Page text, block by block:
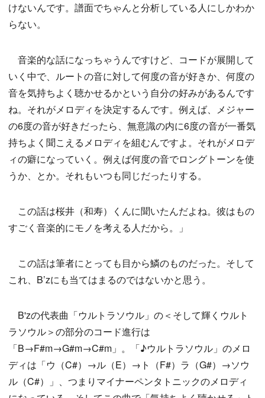
けないんです。譜面でちゃんと分析している人にしかわか
らない。
音楽的な話になっちゃうんですけど、コードが展開して
いく中で、ルートの音に対して何度の音が好きか、何度の
音を気持ちよく聴かせるかという自分の好みがあるんです
ね。それがメロディを決定するんです。例えば、メジャー
の6度の音が好きだったら、無意識の内に6度の音が一番気
持ちよく聞こえるメロディを組むんですよ。それがメロデ
ィの癖になっていく。例えば何度の音でロングトーンを使
うか、とか。それもいつも同じだったりする。
この話は桜井（和寿）くんに聞いたんだよね。彼はもの
すごく音楽的にモノを考える人だから。」
この話は筆者にとっても目から鱗のものだった。そして
これ、B’zにも当てはまるのではないかと思う。
B'zの代表曲「ウルトラソウル」の＜そして輝くウルト
ラソウル＞の部分のコード進行は
「B→F#m→G#m→C#m」。「♪ウルトラソウル」のメロ
ディは「ウ（C#）→ル（E）→ト（F#）ラ（G#）→ソウ
ル（C#）」、つまりマイナーペンタトニックのメロディ